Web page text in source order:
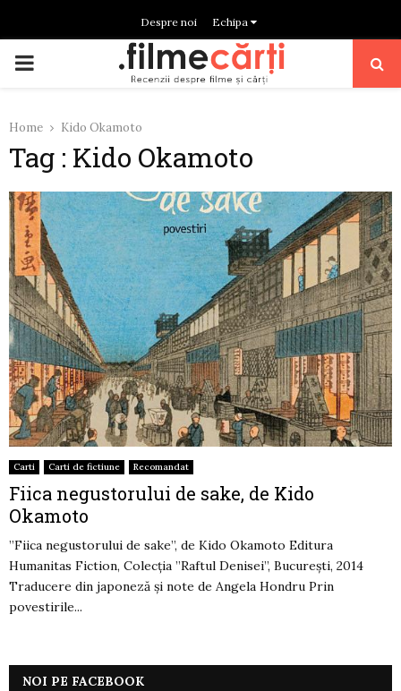
Despre noi Echipa
PRIMARY
Home Kido Okamoto
Tag : Kido Okamoto
Carti Carti de fictiune Recomandat
Fiica negustorului de sake, de Kido
Okamoto
”Fiica negustorului de sake”, de Kido Okamoto Editura
Humanitas Fiction, Colecția ”Raftul Denisei”, București, 2014
Traducere din japoneză și note de Angela Hondru Prin
povestirile...
NOI PE FACEBOOK